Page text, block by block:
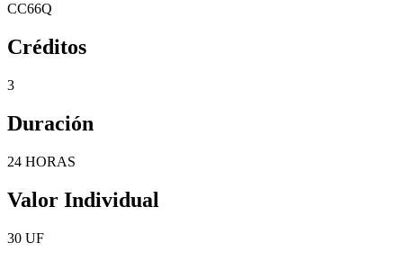
CC66Q
Créditos
3
Duración
24 HORAS
Valor Individual
30 UF